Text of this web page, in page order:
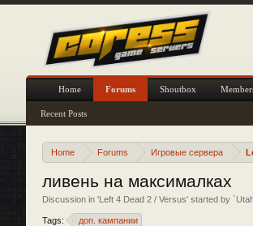
Home Forums Игровые сервера
ливень на максималках
Discussion in 'Left 4 Dead 2 / Versus' started by
Tags: доп. кампании
Home Forums
Recent Posts
Shoutbox